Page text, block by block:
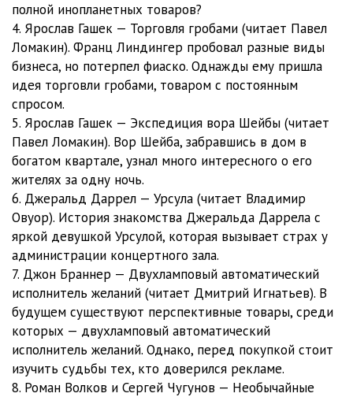
полной инопланетных товаров?
4. Ярослав Гашек — Торговля гробами (читает Павел
Ломакин). Франц Линдингер пробовал разные виды
бизнеса, но потерпел фиаско. Однажды ему пришла
идея торговли гробами, товаром с постоянным
спросом.
5. Ярослав Гашек — Экспедиция вора Шейбы (читает
Павел Ломакин). Вор Шейба, забравшись в дом в
богатом квартале, узнал много интересного о его
жителях за одну ночь.
6. Джеральд Даррел — Урсула (читает Владимир
Овуор). История знакомства Джеральда Даррела с
яркой девушкой Урсулой, которая вызывает страх у
администрации концертного зала.
7. Джон Браннер — Двухламповый автоматический
исполнитель желаний (читает Дмитрий Игнатьев). В
будущем существуют перспективные товары, среди
которых — двухламповый автоматический
исполнитель желаний. Однако, перед покупкой стоит
изучить судьбы тех, кто доверился рекламе.
8. Роман Волков и Сергей Чугунов — Необычайные